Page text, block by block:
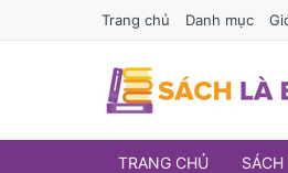
Trang chủ Danh mục
TRANG CHỦ